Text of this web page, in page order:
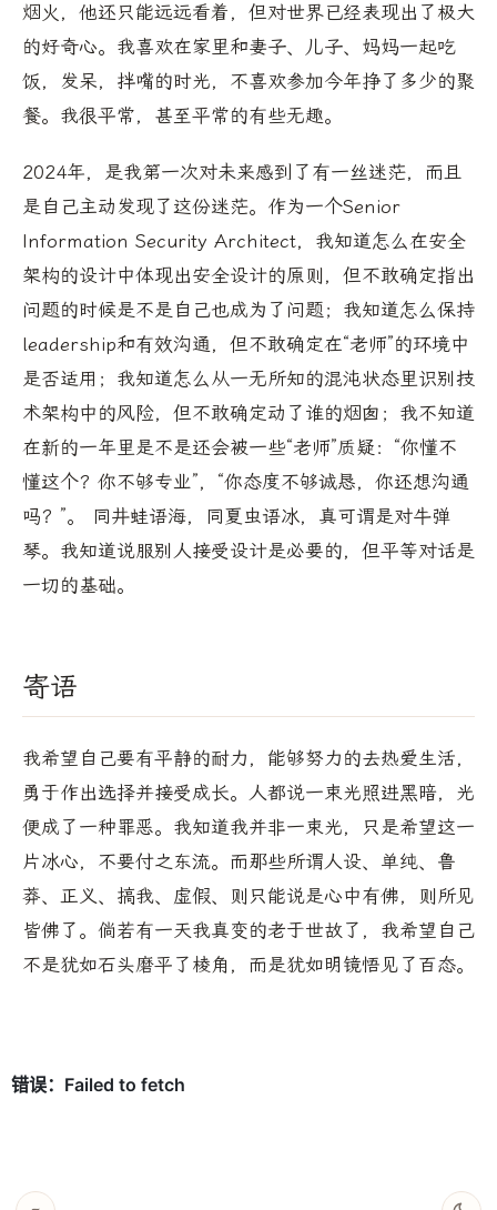
烟火，他还只能远远看着，但对世界已经表现出了极大
的好奇心。我喜欢在家里和妻子、儿子、妈妈一起吃
饭，发呆，拌嘴的时光，不喜欢参加今年挣了多少的聚
餐。我很平常，甚至平常的有些无趣。
2024年，是我第一次对未来感到了有一丝迷茫，而且
是自己主动发现了这份迷茫。作为一个Senior
Information Security Architect，我知道怎么在安全
架构的设计中体现出安全设计的原则，但不敢确定指出
问题的时候是不是自己也成为了问题；我知道怎么保持
leadership和有效沟通，但不敢确定在“老师”的环境中
是否适用；我知道怎么从一无所知的混沌状态里识别技
术架构中的风险，但不敢确定动了谁的烟囱；我不知道
在新的一年里是不是还会被一些“老师”质疑：“你懂不
懂这个？你不够专业”，“你态度不够诚恳，你还想沟通
吗？”。 同井蛙语海，同夏虫语冰，真可谓是对牛弹
琴。我知道说服别人接受设计是必要的，但平等对话是
一切的基础。
寄语
我希望自己要有平静的耐力，能够努力的去热爱生活，
勇于作出选择并接受成长。人都说一束光照进黑暗，光
便成了一种罪恶。我知道我并非一束光，只是希望这一
片冰心，不要付之东流。而那些所谓人设、单纯、鲁
莽、正义、搞我、虚假、则只能说是心中有佛，则所见
皆佛了。倘若有一天我真变的老于世故了，我希望自己
不是犹如石头磨平了棱角，而是犹如明镜悟见了百态。